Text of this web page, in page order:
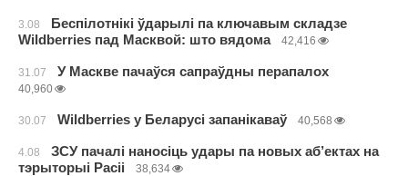
3.08
Беспілотнікі ўдарылі па ключавым складзе
Wildberries пад Масквой: што вядома
42,416
31.07 У Маскве пачаўся сапраўдны перапалох
40,960
30.07 Wildberries у Беларусі запанікаваў 40,568
4.08
ЗСУ пачалі наносіць удары па новых аб’ектах на
тэрыторыі Расіі
38,634